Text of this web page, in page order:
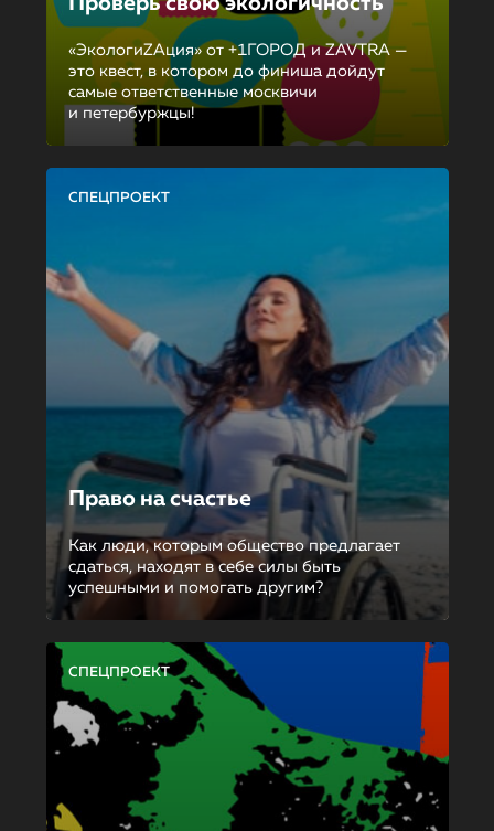
«ЭкологиZAция» от +1ГОРОД и ZAVTRA —
это квест, в котором до финиша дойдут
самые ответственные москвичи
и петербуржцы!
СПЕЦПРОЕКТ
Право на счастье
Как люди, которым общество предлагает
сдаться, находят в себе силы быть
успешными и помогать другим?
СПЕЦПРОЕКТ